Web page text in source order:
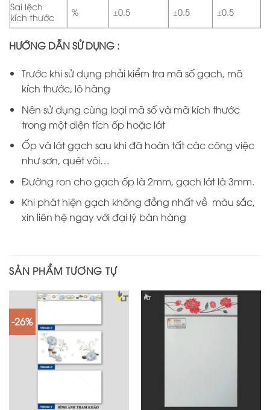
Sai lệch
kích thước
% ±0.5 ±0.5 ±0.5
HƯỚNG DẪN SỬ DỤNG :
Trước khi sử dụng phải kiểm tra mã số gạch, mã
kích thước, lô hàng
Nên sử dụng cùng loại mã số và mã kích thước
trong một diện tích ốp hoặc lát
Ốp và lát gạch sau khi đã hoàn tất các công việc
như sơn, quét vôi…
Đường ron cho gạch ốp là 2mm, gạch lát là 3mm.
Khi phát hiện gạch không đồng nhất về màu sắc,
xin liên hệ ngay với đại lý bán hàng
SẢN PHẨM TƯƠNG TỰ
-26%